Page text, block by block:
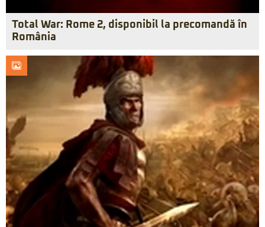
Total War: Rome 2, disponibil la precomandă în
România